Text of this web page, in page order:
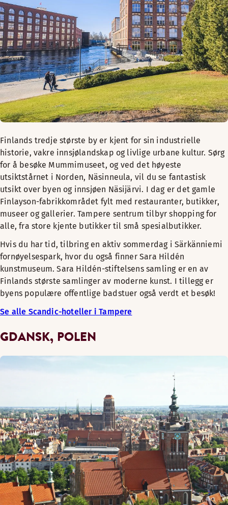
Finlands tredje største by er kjent for sin industrielle
historie, vakre innsjølandskap og livlige urbane kultur. Sørg
for å besøke Mummimuseet, og ved det høyeste
utsiktstårnet i Norden, Näsinneula, vil du se fantastisk
utsikt over byen og innsjøen Näsijärvi. I dag er det gamle
Finlayson-fabrikkområdet fylt med restauranter, butikker,
museer og gallerier. Tampere sentrum tilbyr shopping for
alle, fra store kjente butikker til små spesialbutikker.
Hvis du har tid, tilbring en aktiv sommerdag i Särkänniemi
fornøyelsespark, hvor du også finner Sara Hildén
kunstmuseum. Sara Hildén-stiftelsens samling er en av
Finlands største samlinger av moderne kunst. I tillegg er
byens populære offentlige badstuer også verdt et besøk!
Se alle Scandic-hoteller i Tampere
GDANSK, POLEN